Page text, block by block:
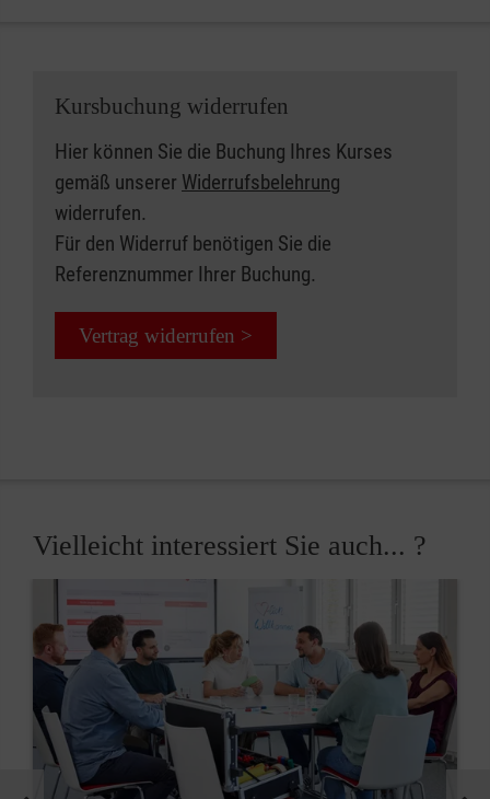
Kursbuchung widerrufen
Hier können Sie die Buchung Ihres Kurses
gemäß unserer Widerrufsbelehrung
widerrufen.
Für den Widerruf benötigen Sie die
Referenznummer Ihrer Buchung.
Vertrag widerrufen >
Vielleicht interessiert Sie auch... ?